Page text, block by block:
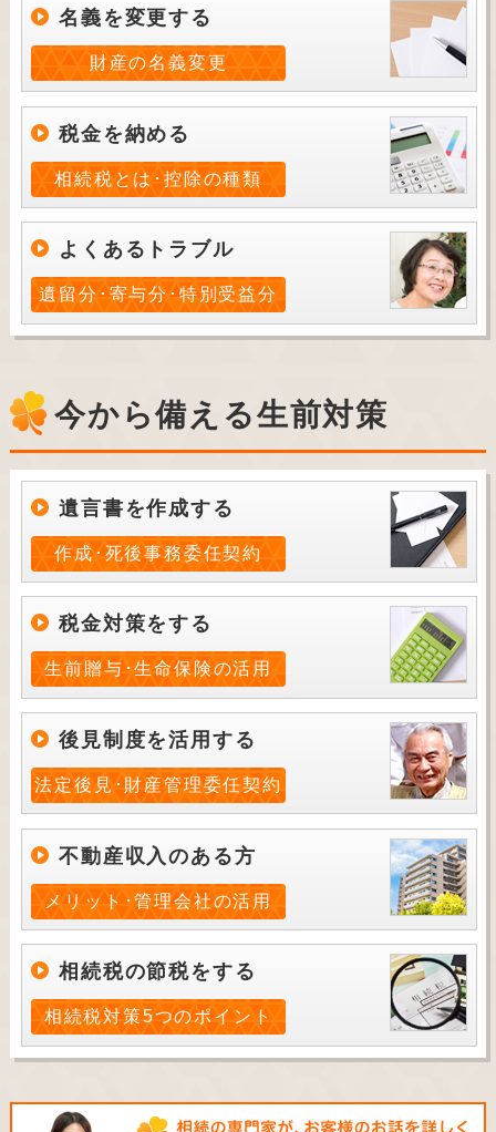
名義を変更する
財産の名義変更
税金を納める
相続税とは･控除の種類
よくあるトラブル
遺留分･寄与分･特別受益分
今から備える生前対策
遺言書を作成する
作成･死後事務委任契約
税金対策をする
生前贈与･生命保険の活用
後見制度を活用する
法定後見･財産管理委任契約
不動産収入のある方
メリット･管理会社の活用
相続税の節税をする
相続税対策5つのポイント